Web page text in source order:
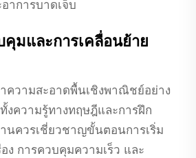
าการบาดเจ็บ
มและการเคลื่อนย้าย
ความสะอาดพื้นเชิงพาณิชย์อย่าง
งความรู้ทางทฤษฎีและการฝึก
นควรเชี่ยวชาญขั้นตอนการเริ่ม
ง การควบคุมความเร็ว และ